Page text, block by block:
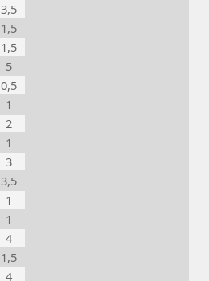
3,5
1,5
1,5
5
0,5
1
2
1
3
3,5
1
1
4
1,5
4